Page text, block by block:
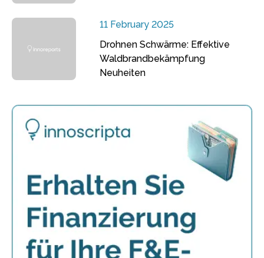
11 February 2025
Drohnen Schwärme: Effektive
Waldbrandbekämpfung
Neuheiten